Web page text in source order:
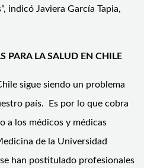
indicó Javiera García Tapia,
PARA LA SALUD EN CHILE
sigue siendo un problema
país. Es por lo que cobra
a los médicos y médicas
de la Universidad
han postitulado profesionales